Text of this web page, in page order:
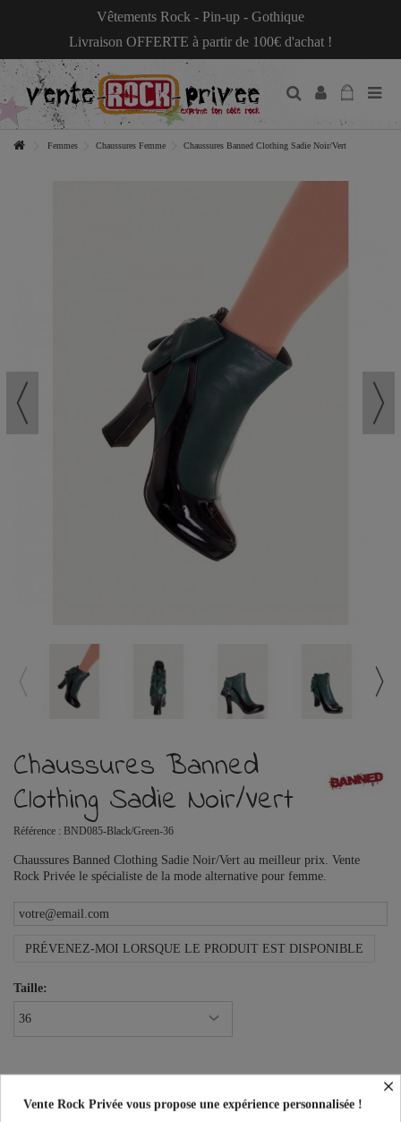
Vêtements Rock - Pin-up - Gothique
Livraison OFFERTE à partir de 100€ d'achat !
Femmes Chaussures Femme Chaussures Banned Clothing Sadie Noir/Vert
Chaussures Banned
Clothing Sadie Noir/Vert
Référence : BND085-Black/Green-36
Chaussures Banned Clothing Sadie Noir/Vert au meilleur prix. Vente
Rock Privée le spécialiste de la mode alternative pour femme.
PRÉVENEZ-MOI LORSQUE LE PRODUIT EST DISPONIBLE
Taille:
×
Vente Rock Privée vous propose une expérience personnalisée !